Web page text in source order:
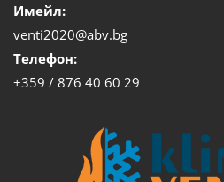
Имейл:
venti2020@abv.bg
Телефон:
+359 / 876 40 60 29